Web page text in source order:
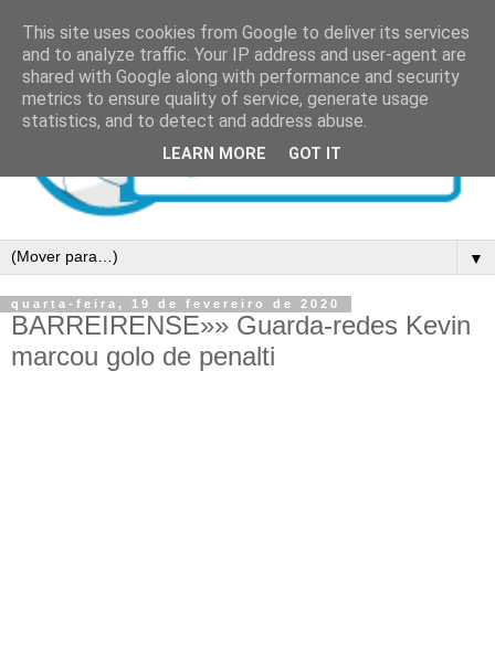
▼
quarta-feira, 19 de fevereiro de 2020
BARREIRENSE»» Guarda-redes Kevin
marcou golo de penalti
This site uses cookies from Google to deliver its services
and to analyze traffic. Your IP address and user-agent are
shared with Google along with performance and security
metrics to ensure quality of service, generate usage
statistics, and to detect and address abuse.
LEARN MORE GOT IT